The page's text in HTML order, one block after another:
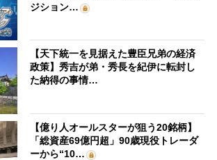
ジション…
【天下統一を見据えた豊臣兄弟の経済
政策】秀吉が弟・秀長を紀伊に転封し
た納得の事情…
【億り人オールスターが狙う20銘柄】
「総資産69億円超」90歳現役トレーダ
ーから“10…